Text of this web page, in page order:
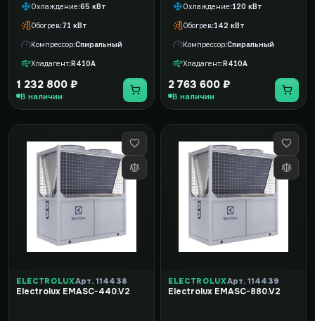
Охлаждение 65 кВт
Обогрев 71 кВт
Компрессор Спиральный
Хладагент R410A
1 232 800 ₽
В наличии
Охлаждение 120 кВт
Обогрев 142 кВт
Компрессор Спиральный
Хладагент R410A
2 763 600 ₽
В наличии
ELECTROLUXАрт. 114438
Electrolux EMASC-440.V2
ELECTROLUXАрт. 114439
Electrolux EMASC-880.V2